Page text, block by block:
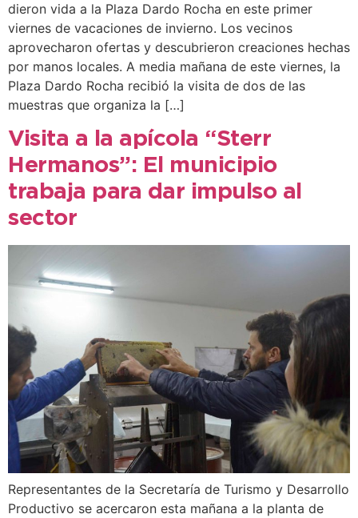
dieron vida a la Plaza Dardo Rocha en este primer
viernes de vacaciones de invierno. Los vecinos
aprovecharon ofertas y descubrieron creaciones hechas
por manos locales. A media mañana de este viernes, la
Plaza Dardo Rocha recibió la visita de dos de las
muestras que organiza la […]
Visita a la apícola “Sterr
Hermanos”: El municipio
trabaja para dar impulso al
sector
Representantes de la Secretaría de Turismo y Desarrollo
Productivo se acercaron esta mañana a la planta de